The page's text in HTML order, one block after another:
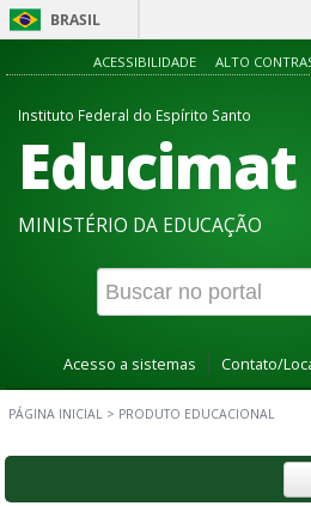
BRASIL
ACESSIBILIDADE ALTO
Instituto Federal do Espírito Santo
Educimat
MINISTÉRIO DA EDUCAÇÃO
Acesso a sistemas Contato/
PÁGINA INICIAL > PRODUTO EDUCACIONAL